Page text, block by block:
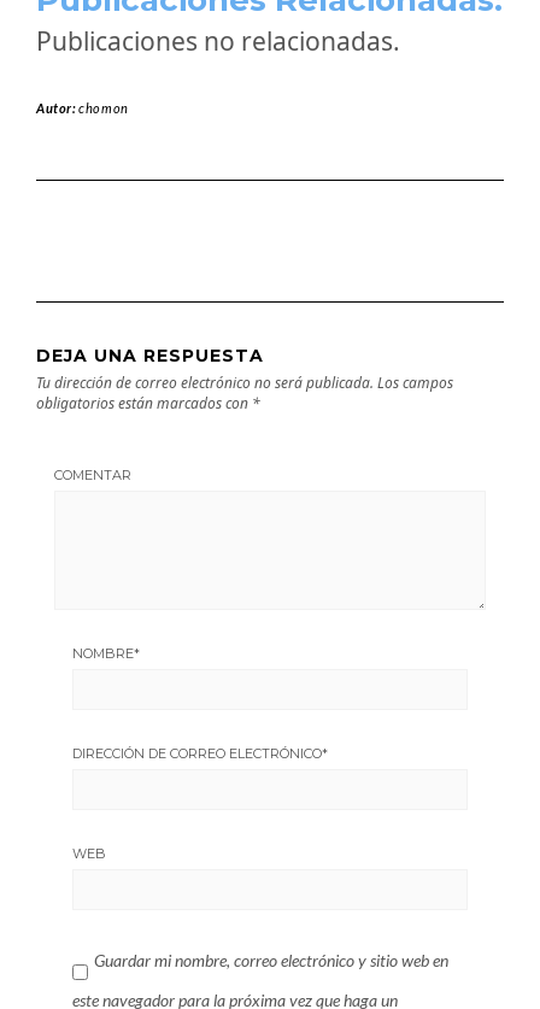
Publicaciones no relacionadas.
Autor:chomon
DEJA UNA RESPUESTA
Tu dirección de correo electrónico no será publicada. Los campos
obligatorios están marcados con *
COMENTAR
NOMBRE*
DIRECCIÓN DE CORREO ELECTRÓNICO*
WEB
Guardar mi nombre, correo electrónico y sitio web en
este navegador para la próxima vez que haga un